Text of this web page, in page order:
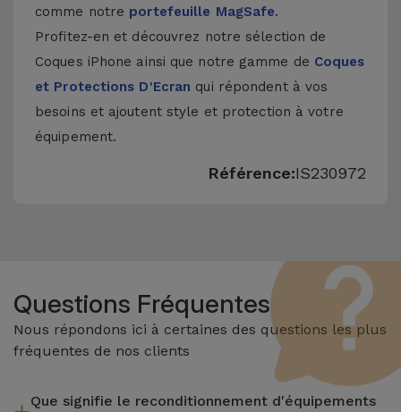
comme notre portefeuille MagSafe.
Profitez-en et découvrez notre sélection de
Coques iPhone ainsi que notre gamme de Coques
et Protections D'Ecran qui répondent à vos
besoins et ajoutent style et protection à votre
équipement.
Référence:IS230972
Questions Fréquentes
Nous répondons ici à certaines des questions les plus
fréquentes de nos clients
Que signifie le reconditionnement d'équipements